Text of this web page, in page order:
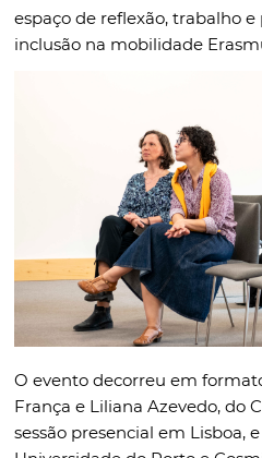
espaço de reflexão, trabalho
inclusão na mobilidade
O evento decorreu em
França e Liliana Azevedo, do
sessão presencial em Lisboa,